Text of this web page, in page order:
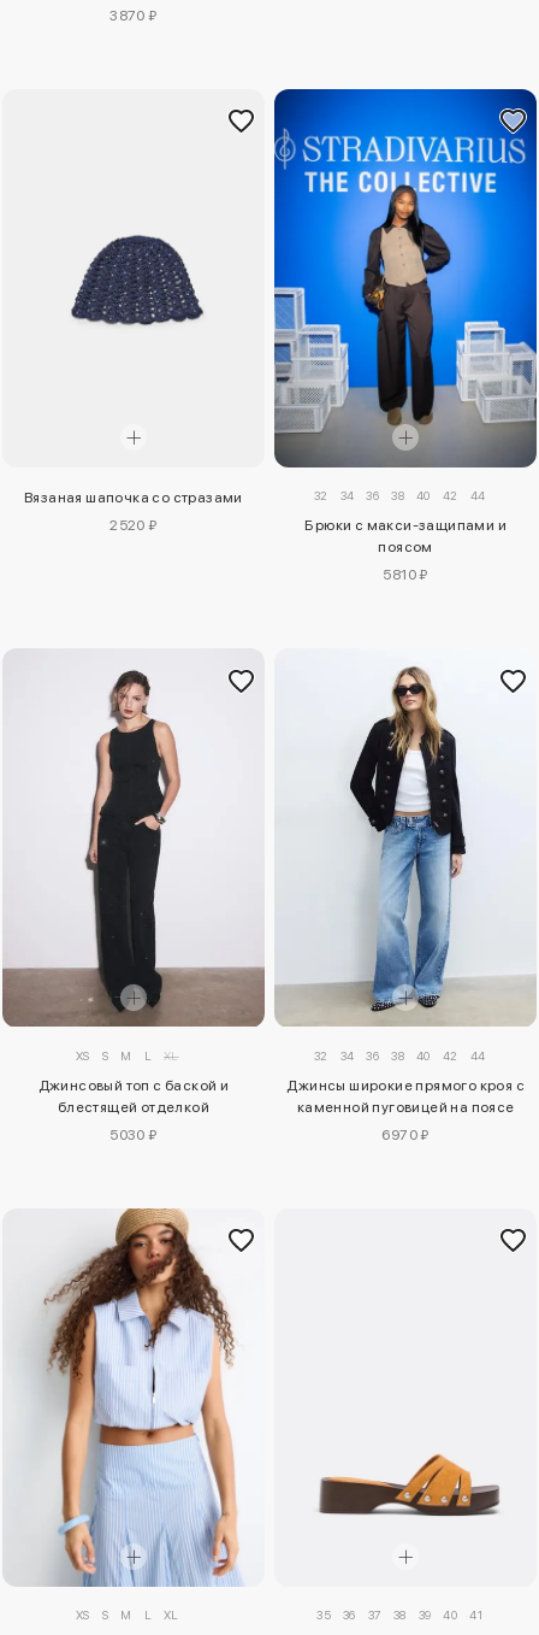
3870 ₽
Вязаная шапочка со стразами
2520 ₽
32 34 36 38 40 42 44
Брюки с макси-защипами и
поясом
5810 ₽
XS S M L XL
Джинсовый топ с баской и
блестящей отделкой
5030 ₽
32 34 36 38 40 42 44
Джинсы широкие прямого кроя с
каменной пуговицей на поясе
6970 ₽
XS S M L XL 35 36 37 38 39 40 41